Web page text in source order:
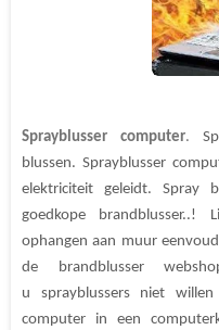
Sprayblusser computer.
blussen. Sprayblusser
elektriciteit geleidt. Spray
goedkope brandblusser..!
ophangen aan muur
de brandblusser
u sprayblussers niet
computer in een